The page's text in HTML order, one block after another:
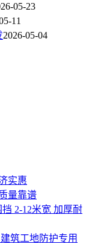
05-23
11
2026-05-04
实惠
量靠谱
2-12米宽 加厚耐
筑工地防护专用